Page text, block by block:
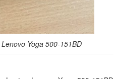
Yoga 500-151BD